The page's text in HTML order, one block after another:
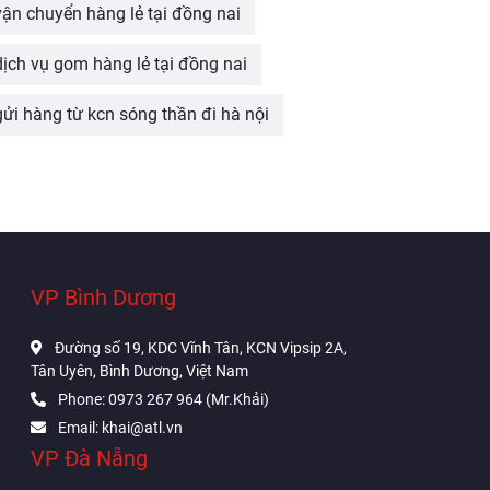
chuyển hàng lẻ tại đồng nai
vụ gom hàng lẻ tại đồng nai
hàng từ kcn sóng thần đi hà nội
VP Bình Dương
Đường số 19, KDC Vĩnh Tân, KCN Vipsip 2A,
Tân Uyên, Bình Dương, Việt Nam
Phone: 0973 267 964 (Mr.Khải)
Email: khai@atl.vn
VP Đà Nẵng